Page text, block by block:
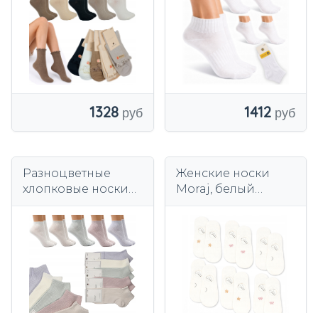
1328 1412
Разноцветные
хлопковые носки
Женские носки
Moraj, белый
ножки.